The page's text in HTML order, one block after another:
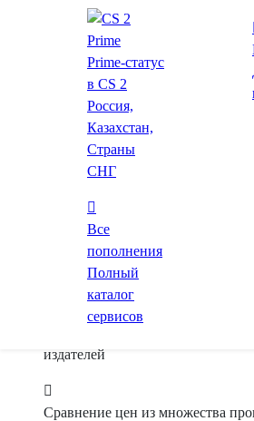
Prime-статус
в CS 2
Россия,
Казахстан,
Страны
СНГ
Все
пополнения
Полный
каталог
сервисов
Купить
Лаунчер Как пополнить
Купить
* В остальных магазинах товар
закончился
издателей
Сравнение цен из множества